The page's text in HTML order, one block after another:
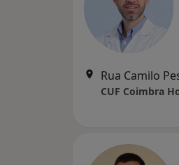
Rua Camilo
CUF Coimbra